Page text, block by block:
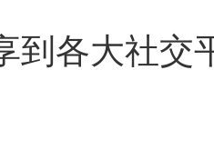
到各大社交